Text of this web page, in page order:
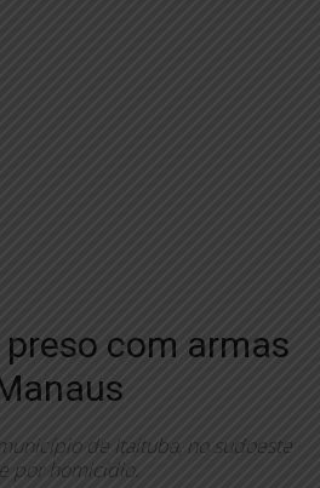
preso com armas
de Itaituba, no sudoeste
por homicídio.